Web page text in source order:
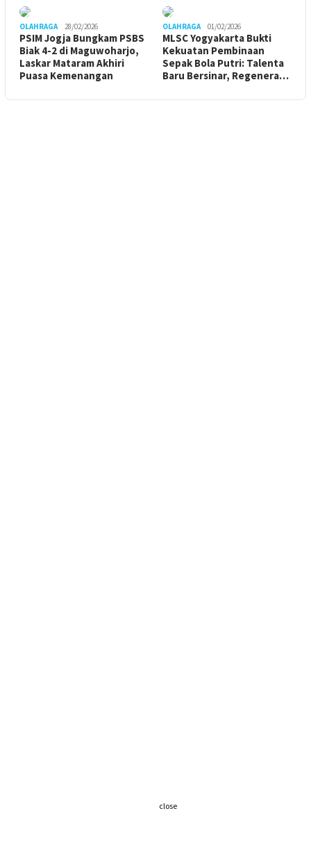
OLAHRAGA 28/02/2026
PSIM Jogja Bungkam PSBS
Biak 4-2 di Maguwoharjo,
Laskar Mataram Akhiri
Puasa Kemenangan
OLAHRAGA 01/02/2026
MLSC Yogyakarta Bukti
Kekuatan Pembinaan
Sepak Bola Putri: Talenta
Baru Bersinar, Regenera…
close